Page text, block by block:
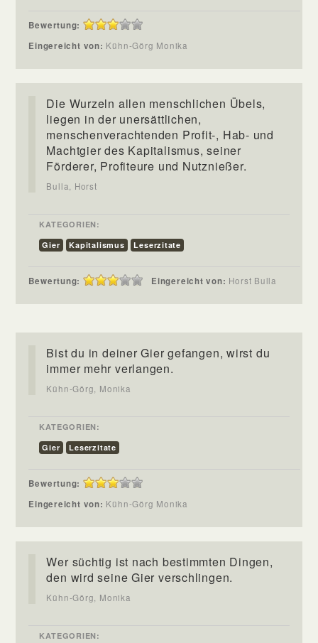
Bewertung:
Eingereicht von: Kühn-Görg Monika
Die Wurzeln allen menschlichen Übels,
liegen in der unersättlichen,
menschenverachtenden Profit-, Hab- und
Machtgier des Kapitalismus, seiner
Förderer, Profiteure und Nutznießer.
Bulla, Horst
KATEGORIEN:
Gier
Kapitalismus Leserzitate
Bewertung: Eingereicht von: Horst Bulla
Bist du in deiner Gier gefangen, wirst du
immer mehr verlangen.
Kühn-Görg, Monika
KATEGORIEN:
Gier
Leserzitate
Bewertung:
Eingereicht von: Kühn-Görg Monika
Wer süchtig ist nach bestimmten Dingen,
den wird seine Gier verschlingen.
Kühn-Görg, Monika
KATEGORIEN: